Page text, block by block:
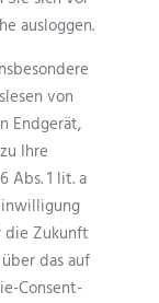
ausloggen.
von
Endgerät,
Ihre
Abs. 1 lit. a
die Zukunft
das auf
Consent-